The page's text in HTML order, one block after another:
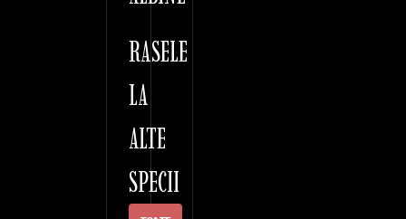
RASELE
LA
ALTE
SPECII